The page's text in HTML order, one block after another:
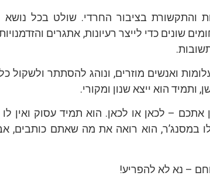
והתקשורת בציבור החרדי. שולט בכל נושא
שונים כדי לייצר רעיונות, אתגרים
ואנשים מוזרים, ונוהג להסתתר ולשקול
ותמיד הוא ייצא שנון ומקורי.
– לכאן או לכאן. הוא תמיד עסוק ואין
לו במסנג’ר, הוא רואה את מה שאתם כותבים,
– נא לא להפריע!